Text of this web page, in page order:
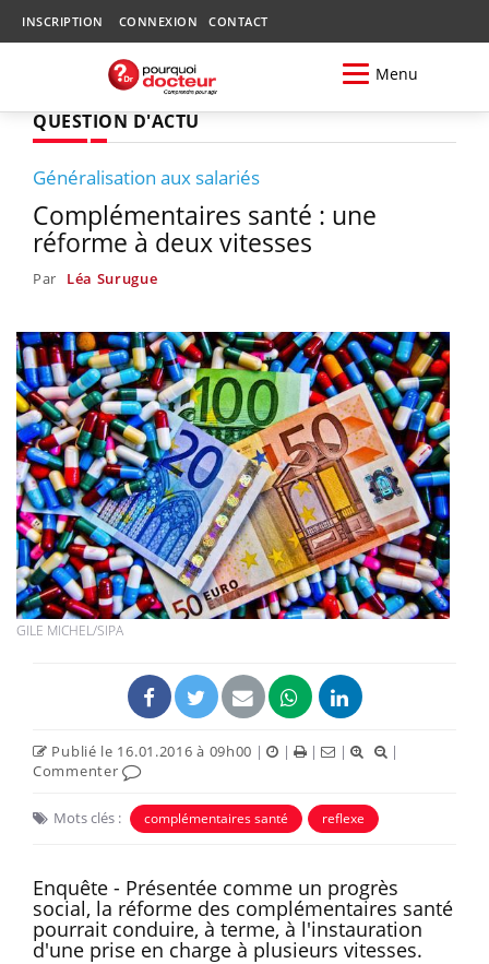
INSCRIPTION CONNEXION CONTACT
Menu
QUESTION D'ACTU
Généralisation aux salariés
Complémentaires santé : une
réforme à deux vitesses
Par Léa Surugue
GILE MICHEL/SIPA
Publié le 16.01.2016 à 09h00 | | | |
|
Commenter
Mots clés : complémentaires santé reflexe
Enquête - Présentée comme un progrès
social, la réforme des complémentaires santé
pourrait conduire, à terme, à l'instauration
d'une prise en charge à plusieurs vitesses.